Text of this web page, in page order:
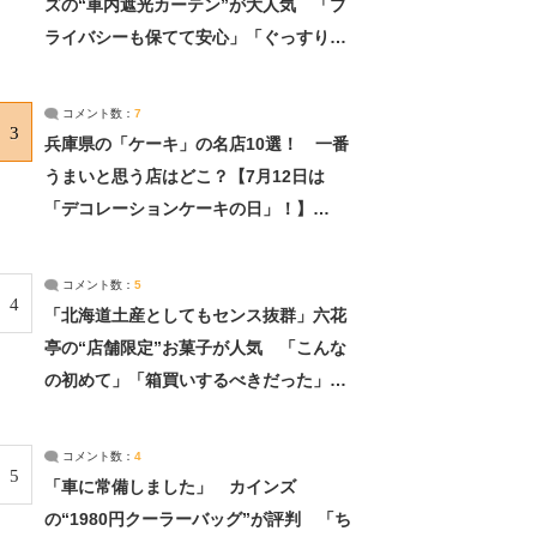
ズの“車内遮光カーテン”が大人気 「プ
ライバシーも保てて安心」「ぐっすり眠
3
コメント数： 7
兵庫県の「ケーキ」の名店10選！ 一番
うまいと思う店はどこ？【7月12日は
「デコレーションケーキの日」！】
4
コメント数： 5
「北海道土産としてもセンス抜群」六花
亭の“店舗限定”お菓子が人気 「こんな
の初めて」「箱買いするべきだった」
5
コメント数： 4
「車に常備しました」 カインズ
の“1980円クーラーバッグ”が評判 「ち